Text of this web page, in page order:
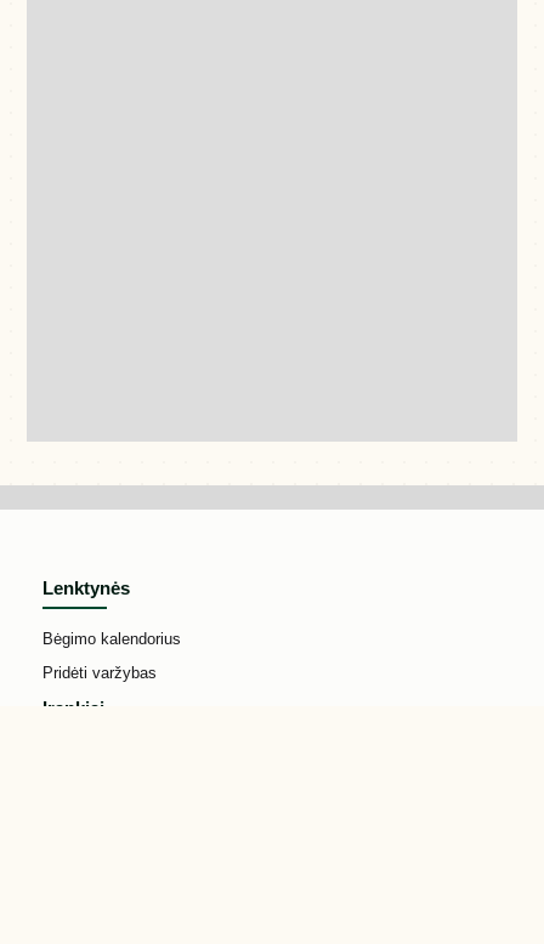
Lenktynės
Bėgimo kalendorius
Pridėti varžybas
Įrankiai